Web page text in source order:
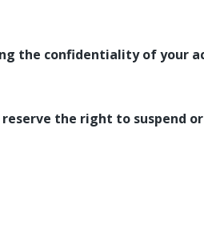
the confidentiality of your
reserve the right to suspend